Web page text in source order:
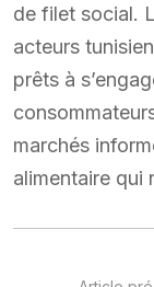
de filet social.
acteurs
prêts à
marchés
alimentaire qui